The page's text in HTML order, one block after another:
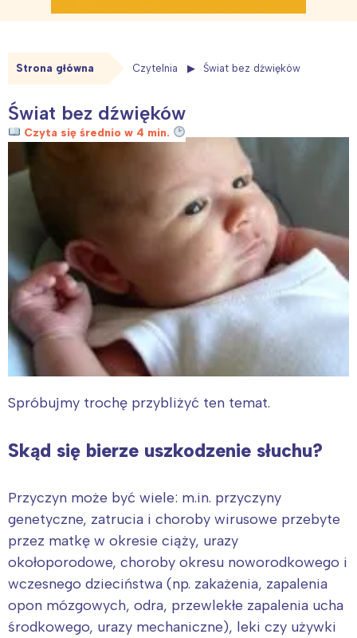
Strona główna Czytelnia Świat bez dźwięków
Świat bez dźwięków
Czyta się średnio w 4 min.
Spróbujmy trochę przybliżyć ten temat.
Skąd się bierze uszkodzenie słuchu?
Przyczyn może być wiele: m.in. przyczyny
genetyczne, zatrucia i choroby wirusowe przebyte
przez matkę w okresie ciąży, urazy
okołoporodowe, choroby okresu noworodkowego i
wczesnego dzieciństwa (np. zakażenia, zapalenia
opon mózgowych, odra, przewlekłe zapalenia ucha
środkowego, urazy mechaniczne), leki czy używki